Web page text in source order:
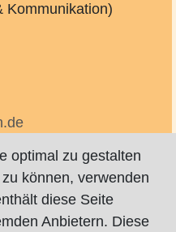
Kommunikation)
optimal zu gestalten
können, verwenden
diese Seite
Anbietern. Diese